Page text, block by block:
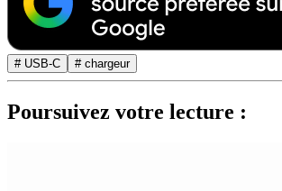
# USB-C # chargeur
Poursuivez votre lecture :